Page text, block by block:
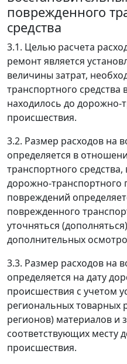
поврежденного
средства
3.1. Целью расчета
ремонт является
величины затрат,
транспортного средства
находилось до дорожно-
происшествия.
3.2. Размер расходов на
определяется в
транспортного
дорожно-транспортного
повреждений
поврежденного
уточняться
дополнительных
3.3. Размер расходов на
определяется на дату
происшествия с учетом
региональных товарных
регионов) материалов и
соответствующих месту
происшествия.